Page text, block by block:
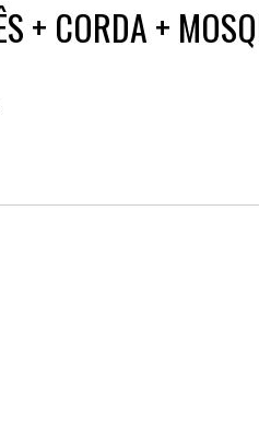
+ CORDA +